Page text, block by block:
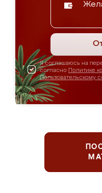
Я соглашаюсь на
согласно Политике
Пользовательскому